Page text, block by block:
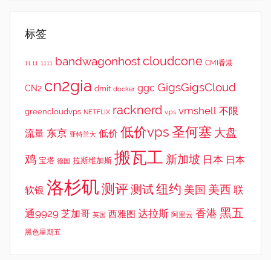
标签
11.11 1111 bandwagonhostcloudcone CMI香港
CN2 cn2gia dmit docker ggc GigsGigsCloud
greencloudvps NETFLIX racknerd v.ps vmshell 不限
流量 东京 亚特兰大 低价 低价vps 圣何塞 大盘
鸡 宝塔 德国 拉斯维加斯 搬瓦工 新加坡 日本 日本
软银 洛杉矶 测评测试纽约 美国 美西 联
通9929 芝加哥 英国 西雅图 达拉斯 阿里云 香港 黑五
黑色星期五